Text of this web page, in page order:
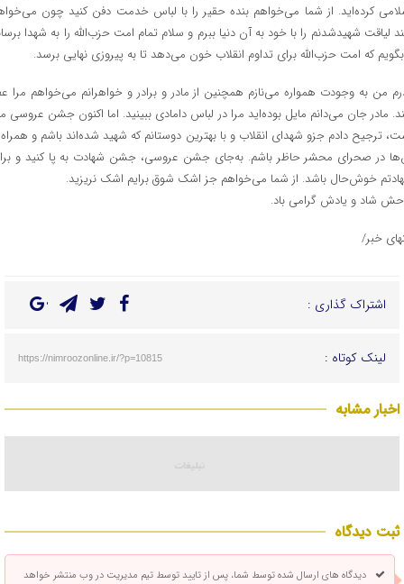
کرده‌اید. از شما می‌خواهم بنده حقیر را با لباس خدمت دفن کنید چون
لیاقت شهیدشدنم را با خود به آن دنیا ببرم و سلام تمام امت حزب‌الله را به شهدا
که امت حزب‌الله برای تداوم انقلاب خون می‌دهد تا به پیروزی نهایی برسد.
من به وجودت همواره می‌نازم همچنین از مادر و برادر و خواهرانم می‌خواهم مرا
مادر جان می‌دانم مایل بوده‌اید مرا در لباس دامادی ببینید. اما اکنون جشن عروسی
ترجیح دادم جزو شهدای انقلاب و با بهترین دوستانم که شهید شده‌اند باشم و همراه
در صحرای محشر حاظر باشم. به‌جای جشن عروسی، جشن شهادت به پا کنید و
خوش‌حال باشد. از شما می‌خواهم جز اشک شوق برایم اشک نریزید.
شاد و یادش گرامی باد.
خبر/
اشتراک گذاری :
لینک کوتاه : https://nimroozonline.ir/?p=10815
اخبار مشابه
ثبت دیدگاه
دیدگاه های ارسال شده توسط شما، پس از تایید توسط تیم مدیریت در وب منتشر خواهد